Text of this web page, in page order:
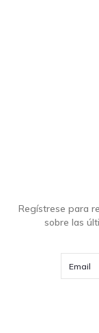
Regístrese para
sobre las